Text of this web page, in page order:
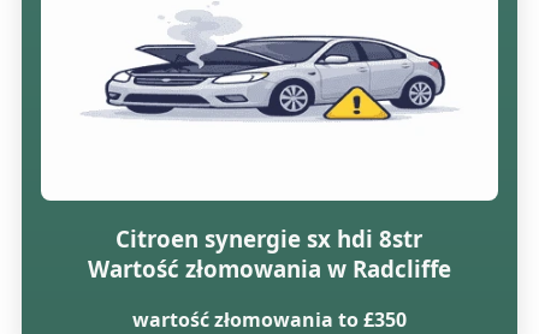
Citroen synergie sx hdi 8str
Wartość złomowania w Radcliffe
wartość złomowania to £350